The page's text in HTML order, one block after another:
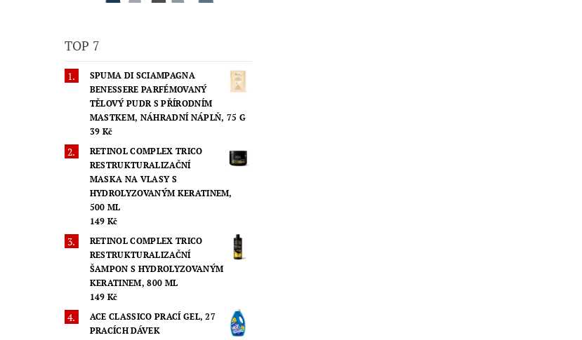
TOP 7
SPUMA DI SCIAMPAGNA
BENESSERE PARFÉMOVANÝ
TĚLOVÝ PUDR S PŘÍRODNÍM
MASTKEM, NÁHRADNÍ NÁPLŇ, 75 G
39 Kč
RETINOL COMPLEX TRICO
RESTRUKTURALIZAČNÍ
MASKA NA VLASY S
HYDROLYZOVANÝM KERATINEM,
500 ML
149 Kč
RETINOL COMPLEX TRICO
RESTRUKTURALIZAČNÍ
ŠAMPON S HYDROLYZOVANÝM
KERATINEM, 800 ML
149 Kč
ACE CLASSICO PRACÍ GEL, 27
PRACÍCH DÁVEK